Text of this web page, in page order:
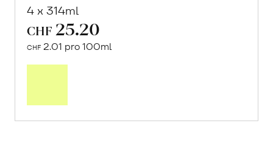
4 x 314ml
CHF 25.20
CHF 2.01 pro 100ml